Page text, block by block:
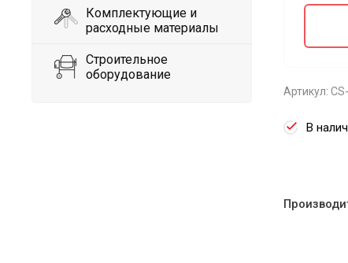
Комплектующие и
расходные материалы
Строительное
оборудование
Артикул:
В